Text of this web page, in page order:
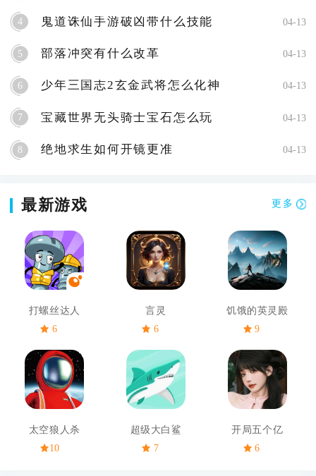
4 鬼道诛仙手游破凶带什么技能 04-13
5 部落冲突有什么改革 04-13
6 少年三国志2玄金武将怎么化神 04-13
7 宝藏世界无头骑士宝石怎么玩 04-13
8 绝地求生如何开镜更准 04-13
最新游戏 更多
打螺丝达人
6
言灵
6
饥饿的英灵殿
9
太空狼人杀
10
超级大白鲨
7
开局五个亿
6